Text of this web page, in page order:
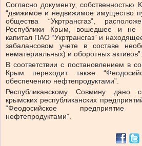
Согласно документу, собственностью
“движимое и недвижимое имущество
общества “Укртрансгаз”,
Республики Крым, вошедшее и не
капитал ПАО “Укртрансгаз” и
забалансовом учете в составе
нематериальных) и оборотных активов”.
В соответствии с постановлением в
Крым переходит также
обеспечению нефтепродуктами”.
Республиканскому Совмину дано
крымских республиканских
“Феодосийское
нефтепродуктами”.